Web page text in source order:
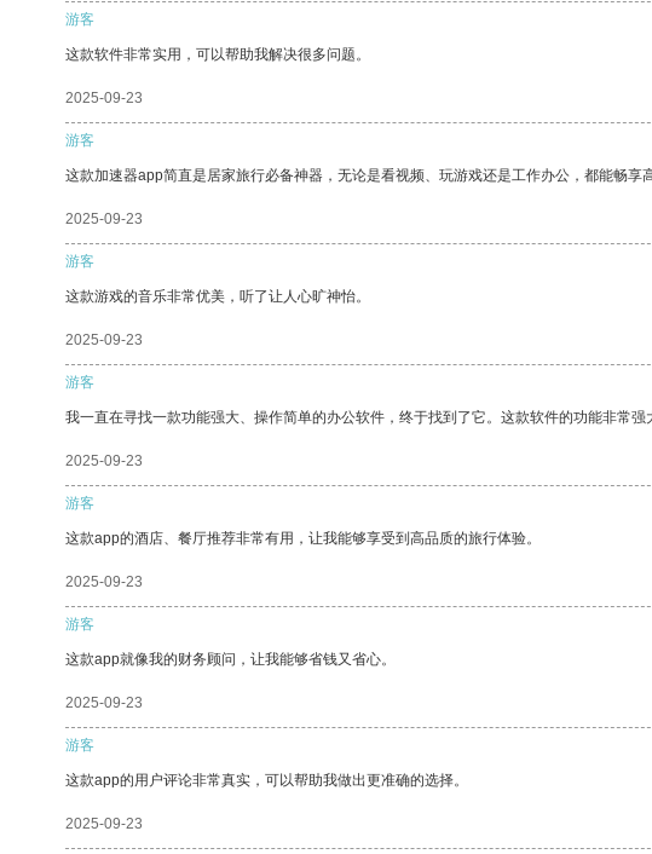
游客
这款软件非常实用，可以帮助我解决很多问题。
2025-09-23
游客
这款加速器app简直是居家旅行必备神器，无论是看视频、玩游戏还是工作办公，都能畅
2025-09-23
游客
这款游戏的音乐非常优美，听了让人心旷神怡。
2025-09-23
游客
我一直在寻找一款功能强大、操作简单的办公软件，终于找到了它。这款软件的功能非常
2025-09-23
游客
这款app的酒店、餐厅推荐非常有用，让我能够享受到高品质的旅行体验。
2025-09-23
游客
这款app就像我的财务顾问，让我能够省钱又省心。
2025-09-23
游客
这款app的用户评论非常真实，可以帮助我做出更准确的选择。
2025-09-23